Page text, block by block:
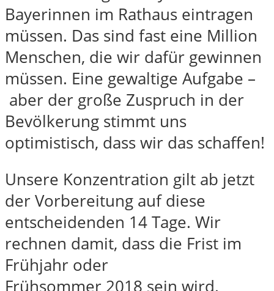
Bayerinnen im Rathaus eintragen
müssen. Das sind fast eine Million
Menschen, die wir dafür gewinnen
müssen. Eine gewaltige Aufgabe –
aber der große Zuspruch in der
Bevölkerung stimmt uns
optimistisch, dass wir das schaffen!
Unsere Konzentration gilt ab jetzt
der Vorbereitung auf diese
entscheidenden 14 Tage. Wir
rechnen damit, dass die Frist im
Frühjahr oder
Frühsommer 2018 sein wird.